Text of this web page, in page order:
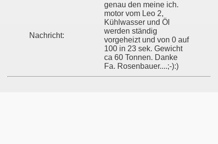
Nachricht:
genau den meine ich.
motor vom Leo 2,
Kühlwasser und Öl
werden ständig
vorgeheizt und von 0 auf
100 in 23 sek. Gewicht
ca 60 Tonnen. Danke
Fa. Rosenbauer....;-):)